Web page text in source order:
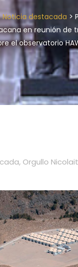
Noticia destacada >
en reunión de
el observatorio
, Orgullo